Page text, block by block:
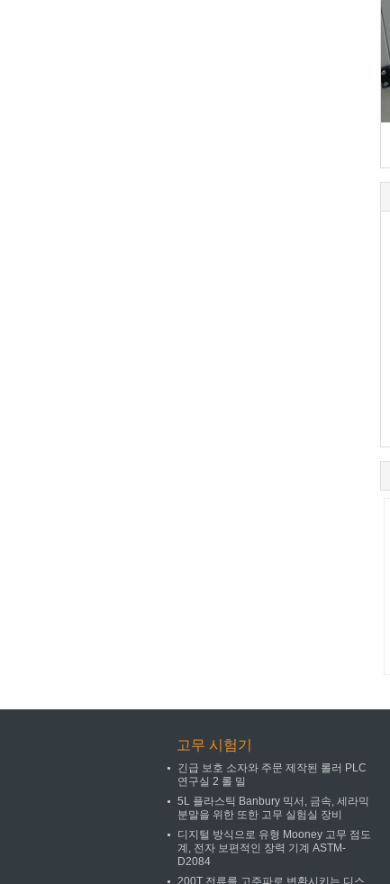
고무 시험기
긴급 보호 소자와 주문 제작된 롤러 PLC
연구실 2 롤 밀
5L 플라스틱 Banbury 믹서, 금속, 세라믹
분말을 위한 또한 고무 실험실 장비
디지털 방식으로 유형 Mooney 고무 점도
계, 전자 보편적인 장력 기계 ASTM-
D2084
200T 전류를 고주파로 변환시키는 디스